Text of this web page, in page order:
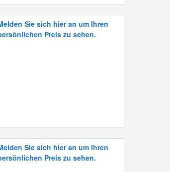
Sie sich hier an um Ihren
Preis zu sehen.
Sie sich hier an um Ihren
Preis zu sehen.